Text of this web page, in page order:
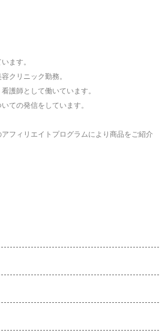
ます。
クリニック勤務。
護師として働いています。
ての発信をしています。
フィリエイトプログラムにより商品をご紹介